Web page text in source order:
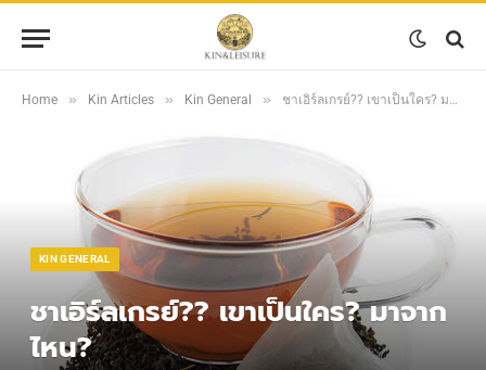
Home » Kin Articles » Kin General » ชาเอิร์ลเกรย์?? เขาเป็นใคร? มาจากไหน?
KIN GENERAL
ชาเอิร์ลเกรย์?? เขาเป็นใคร? มาจาก
ไหน?